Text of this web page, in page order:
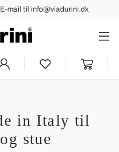
mail til info@viadurini.dk
in Italy til
stue